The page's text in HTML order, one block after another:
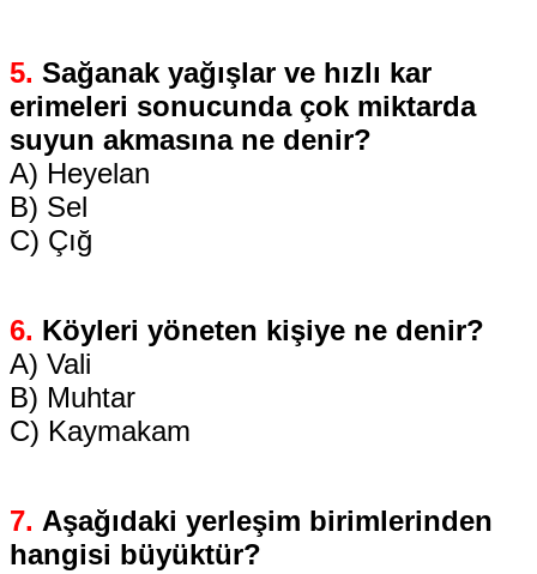
5. Sağanak yağışlar ve hızlı kar
erimeleri sonucunda çok miktarda
suyun akmasına ne denir?
A) Heyelan
B) Sel
C) Çığ
6. Köyleri yöneten kişiye ne denir?
A) Vali
B) Muhtar
C) Kaymakam
7. Aşağıdaki yerleşim birimlerinden
hangisi büyüktür?